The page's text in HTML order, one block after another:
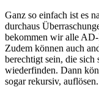
Ganz so einfach ist es
durchaus
bekommen wir alle
Zudem können auch
berechtigt sein, die
wiederfinden. Dann
sogar rekursiv, auflösen.